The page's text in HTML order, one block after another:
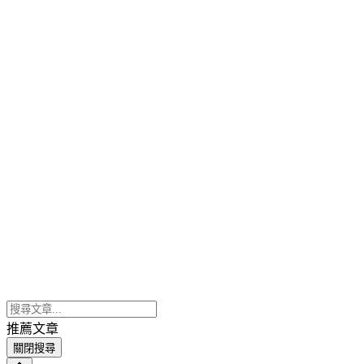
推薦文章
關閉搜尋